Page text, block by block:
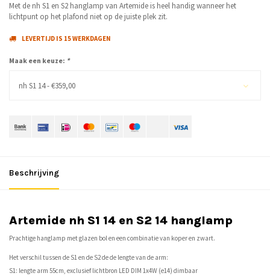
Met de nh S1 en S2 hanglamp van Artemide is heel handig wanneer het
lichtpunt op het plafond niet op de juiste plek zit.
LEVERTIJD IS 15 WERKDAGEN
Maak een keuze: *
nh S1 14 - €359,00
Beschrijving
Artemide nh S1 14 en S2 14 hanglamp
Prachtige hanglamp met glazen bol en een combinatie van koper en zwart.
Het verschil tussen de S1 en de S2 de de lengte van de arm:
S1: lengte arm 55cm, exclusief lichtbron LED DIM 1x4W (e14) dimbaar